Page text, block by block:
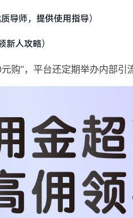
导师，提供使用指导）
人攻略）
购”，平台还定期举办内部引